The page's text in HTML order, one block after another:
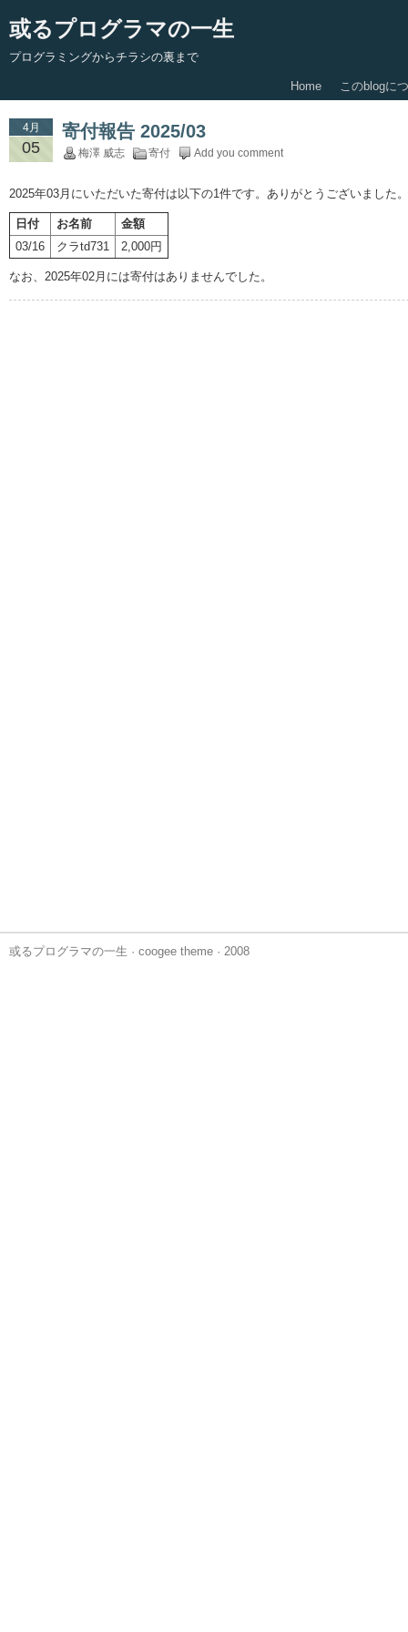
或るプログラマの一生
プログラミングからチラシの裏まで
Home このblogに
4月
05
寄付報告 2025/03
梅澤 威志 寄付 Add you comment
2025年03月にいただいた寄付は以下の1件です。ありがとうございました。
日付 お名前
金額
03/16
クラtd731 2,000円
なお、2025年02月には寄付はありませんでした。
或るプログラマの一生 · coogee theme · 2008